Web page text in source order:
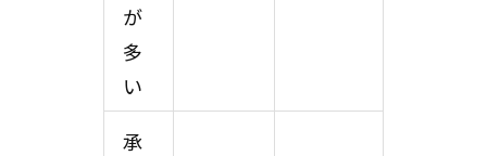
が
多
い
承